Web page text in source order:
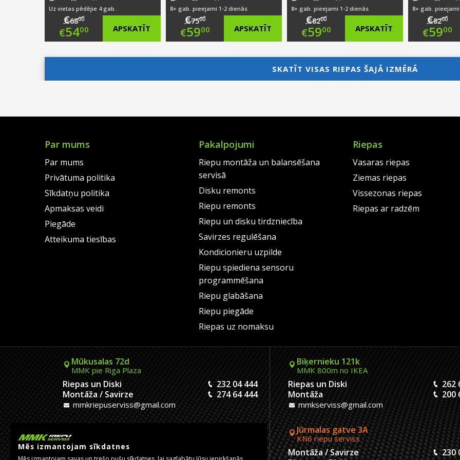
Uz vietas pēdējie 4 gab.
€6800
Original
€5400 APSKATĪT
8+ gab. pieejami 1-2 dienās
€7500
Original
€5900 APSKATĪT
8+ gab. pieejami 1-2 dienās
€8200
Original
was:
€5900
price
APSKATĪT
8+ gab.
€8200
€5900
SKATĪT VISAS RIEPAS ŠAJĀ IZMĒRĀ
Par mums
Par mums
Privātuma politika
Sīkdatņu politika
Apmaksas veidi
Piegāde
Atteikuma tiesības
Pakalpojumi
Riepu montāža un balansēšana
servisā
Disku remonts
Riepu remonts
Riepu un disku tirdzniecība
Savirzes regulēšana
Kondicionieru uzpilde
Riepu spiediena sensoru
programmēšana
Riepu glabāšana
Riepu piegāde
Riepas uz nomaksu
Riepas
Vasaras riepas
Ziemas riepas
Vissezonas riepas
Riepas ar radzēm
Mūkusalas 72d
MMK pie Riga Plaza
Riepas un Diski
232 04 444
Montāža / Savirze
274 64 444
mmkriepuserviss@gmail.com
Biķernieku 121k
MMK 800m no IKEA
Riepas un Diski
262
Montāža
200
mmkserviss@gmail.com
MMK Dreiliņu aplis
Riepas un Diski
Jūrmalas gatve 3A
KN6 riepu serviss
Montāža / Savirze
230
Mēs izmantojam sīkdatnes